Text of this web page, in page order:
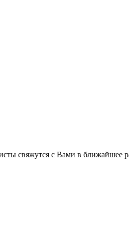
свяжутся с Вами в ближайшее